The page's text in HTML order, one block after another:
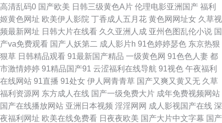
99人人妻 老司机的福利91 五月花AV 超碰97免费 美女天天干天天操 污视频
在线下载 91网页免费入口 国产91在线网站 美女操鸡 色色韩日 超碰男人天堂
久久这里有精品 日韩精品一 91prontv 操碰熟妇 韩国无码A 日韩蜜臀91
91aV免费视频 www欧洲影院 海角熟女 日本道东京热 99人妻草 精品视频 婷
婷国产天堂 97欧美理论件 国产人人操人人 欧美午夜狼人 午夜影院嗯啊嗯啊
高清乱码0 国产欧美 日韩三级黄色A片 伦理电影亚洲国产 福利
姬黄色网址 欧美伊人影院 丁香成人五月花 黄色网网址女 久草视
频最新网址 日韩大片在线看 久久亚洲人成 亚州色图乱伦小说 国
产va免费观看 国产人妖第二 成人影片h 91色婷婷瑟色 东京热狠
狠草 日韩精品观看 91最新国产精品 一级黄色网 91色色人妻 都
市激情婷婷 91精品国产91 云涩福利在线导航 91视色 午夜福利
在线网站 91直播 91处女 伊人网青青草 国产又爽又黄又无 久草
福利资源网 东方成人在线 国产一级免费大片 成年免费视频网站
国产在线播放网站 亚洲日本视频 淫淫网网 成人影视国产在线 深
夜福利网址 欧美在线免费看 日夜夜欧美 国产大片中文字幕 国产